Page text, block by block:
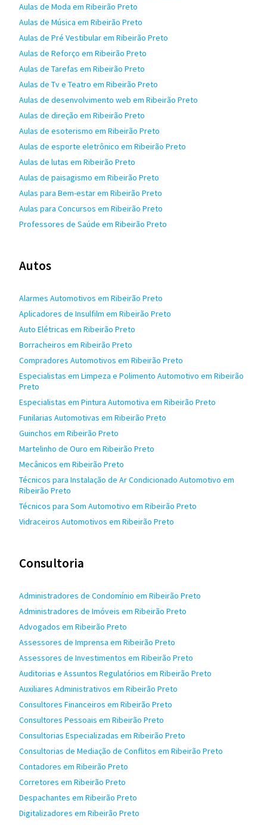
Aulas de Moda em Ribeirão Preto
Aulas de Música em Ribeirão Preto
Aulas de Pré Vestibular em Ribeirão Preto
Aulas de Reforço em Ribeirão Preto
Aulas de Tarefas em Ribeirão Preto
Aulas de Tv e Teatro em Ribeirão Preto
Aulas de desenvolvimento web em Ribeirão Preto
Aulas de direção em Ribeirão Preto
Aulas de esoterismo em Ribeirão Preto
Aulas de esporte eletrônico em Ribeirão Preto
Aulas de lutas em Ribeirão Preto
Aulas de paisagismo em Ribeirão Preto
Aulas para Bem-estar em Ribeirão Preto
Aulas para Concursos em Ribeirão Preto
Professores de Saúde em Ribeirão Preto
Autos
Alarmes Automotivos em Ribeirão Preto
Aplicadores de Insulfilm em Ribeirão Preto
Auto Elétricas em Ribeirão Preto
Borracheiros em Ribeirão Preto
Compradores Automotivos em Ribeirão Preto
Especialistas em Limpeza e Polimento Automotivo em Ribeirão
Preto
Especialistas em Pintura Automotiva em Ribeirão Preto
Funilarias Automotivas em Ribeirão Preto
Guinchos em Ribeirão Preto
Martelinho de Ouro em Ribeirão Preto
Mecânicos em Ribeirão Preto
Técnicos para Instalação de Ar Condicionado Automotivo em
Ribeirão Preto
Técnicos para Som Automotivo em Ribeirão Preto
Vidraceiros Automotivos em Ribeirão Preto
Consultoria
Administradores de Condomínio em Ribeirão Preto
Administradores de Imóveis em Ribeirão Preto
Advogados em Ribeirão Preto
Assessores de Imprensa em Ribeirão Preto
Assessores de Investimentos em Ribeirão Preto
Auditorias e Assuntos Regulatórios em Ribeirão Preto
Auxiliares Administrativos em Ribeirão Preto
Consultores Financeiros em Ribeirão Preto
Consultores Pessoais em Ribeirão Preto
Consultorias Especializadas em Ribeirão Preto
Consultorias de Mediação de Conflitos em Ribeirão Preto
Contadores em Ribeirão Preto
Corretores em Ribeirão Preto
Despachantes em Ribeirão Preto
Digitalizadores em Ribeirão Preto